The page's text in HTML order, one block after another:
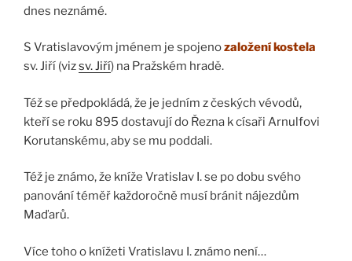
dnes neznámé.
S Vratislavovým jménem je spojenozaložení kostela
sv. Jiří (vizsv. Jiří) na Pražském hradě.
Též se předpokládá, že je jedním z českých vévodů,
kteří se roku 895 dostavují do Řezna k císaři Arnulfovi
Korutanskému, aby se mu poddali.
Též je známo, že kníže Vratislav I. se po dobu svého
panování téměř každoročně musí bránit nájezdům
Maďarů.
Více toho o knížeti Vratislavu I. známo není…